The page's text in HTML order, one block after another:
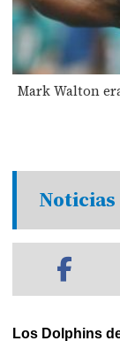
Mark Walton
Noticias
Los Dolphins